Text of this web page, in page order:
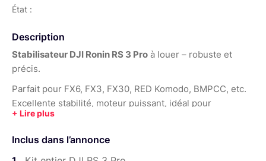
État :
Description
Stabilisateur DJI Ronin RS 3 Pro à louer – robuste et
précis.
Parfait pour FX6, FX3, FX30, RED Komodo, BMPCC, etc.
Excellente stabilité, moteur puissant, idéal pour
mouvements fluides et pros.
Retrait sur Paris
État neuf
Inclus dans l’annonce